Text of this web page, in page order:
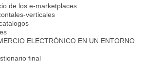
de los e-marketplaces
verticales
ELECTRÓNICO EN UN ENTORNO
final